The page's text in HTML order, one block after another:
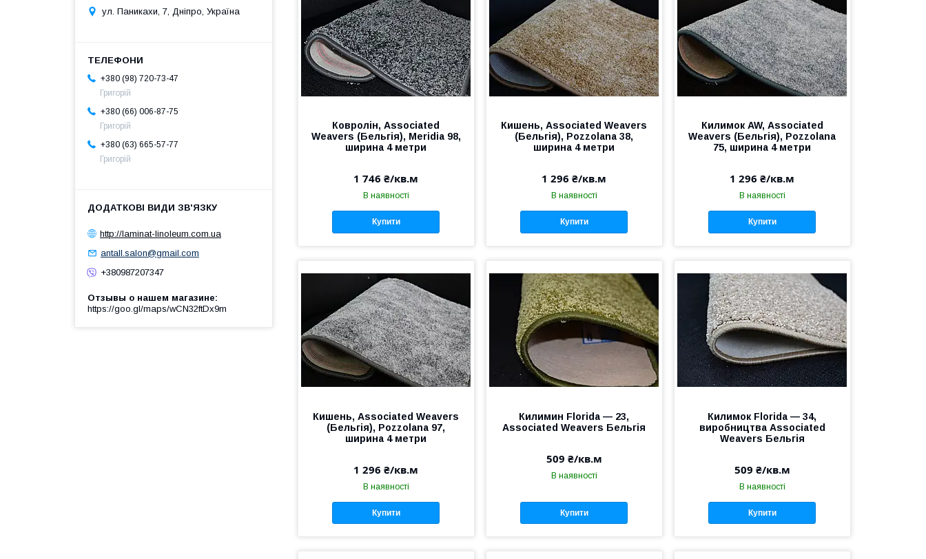
Ковролін, Аssociated
Weavers (Бельгія), Meridia 98,
ширина 4 метри
1 746 ₴/кв.м
В наявності
Купити
Кишень, Аssociated Weavers
(Бельгія), Pozzolana 38,
ширина 4 метри
1 296 ₴/кв.м
В наявності
Купити
Килимок AW, Аssociated
Weavers (Бельгія), Pozzolana
75, ширина 4 метри
1 296 ₴/кв.м
В наявності
Купити
Кишень, Аssociated Weavers
(Бельгія), Pozzolana 97,
ширина 4 метри
1 296 ₴/кв.м
В наявності
Купити
Килимин Florida — 23,
Аssociated Weavers Бельгія
509 ₴/кв.м
В наявності
Купити
Килимок Florida — 34,
виробництва Аssociated
Weavers Бельгія
509 ₴/кв.м
В наявності
Купити
ул. Паникахи, 7, Дніпро, Україна
+380 (98) 720-73-47
Григорій
+380 (66) 006-87-75
Григорій
+380 (63) 665-57-77
Григорій
http://laminat-linoleum.com.ua
antall.salon@gmail.com
+380987207347
Отзывы о нашем магазине
https://goo.gl/maps/wCN32ftDx9m